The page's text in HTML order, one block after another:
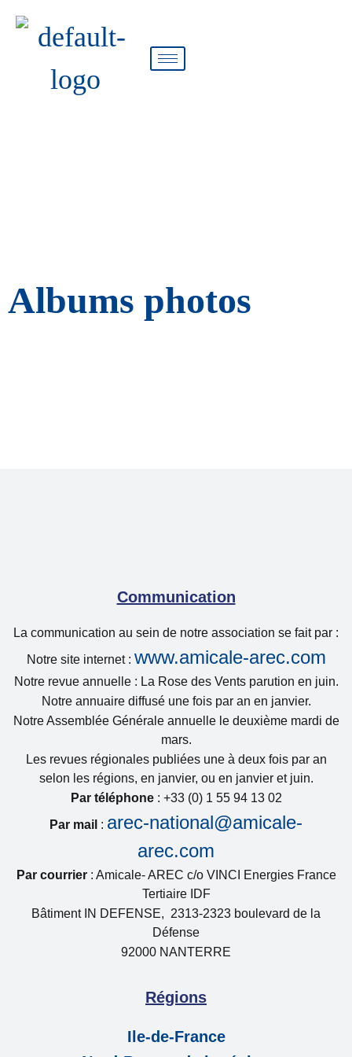
Albums photos
Communication
La communication au sein de notre association se fait par :
Notre site internet : www.amicale-arec.com
Notre revue annuelle : La Rose des Vents parution en juin.
Notre annuaire diffusé une fois par an en janvier.
Notre Assemblée Générale annuelle le deuxième mardi de
mars.
Les revues régionales publiées une à deux fois par an
selon les régions, en janvier, ou en janvier et juin.
Par téléphone: +33 (0) 1 55 94 13 02
Par mail : arec-national@amicale-
arec.com
Par courrier: Amicale- AREC c/o VINCI Energies France
Tertiaire IDF
Bâtiment IN DEFENSE, 2313-2323 boulevard de la
Défense
92000 NANTERRE
Régions
Ile-de-France